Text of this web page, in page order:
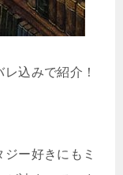
込みで紹介！
ー好きにもミ